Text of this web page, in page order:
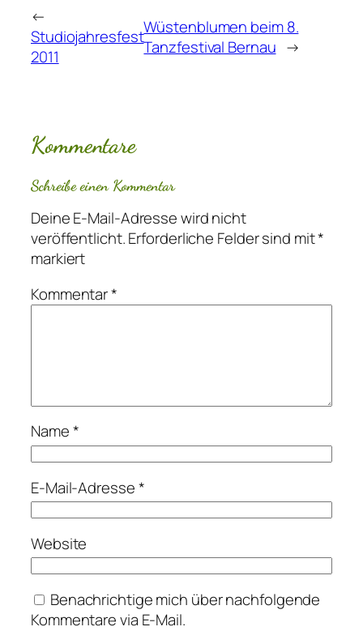
←
Studiojahresfest
2011
Wüstenblumen beim 8.
Tanzfestival Bernau →
Kommentare
Schreibe einen Kommentar
Deine E-Mail-Adresse wird nicht
veröffentlicht.Erforderliche Felder sind mit*
markiert
Kommentar*
Name*
E-Mail-Adresse*
Website
Benachrichtige mich über nachfolgende
Kommentare via E-Mail.